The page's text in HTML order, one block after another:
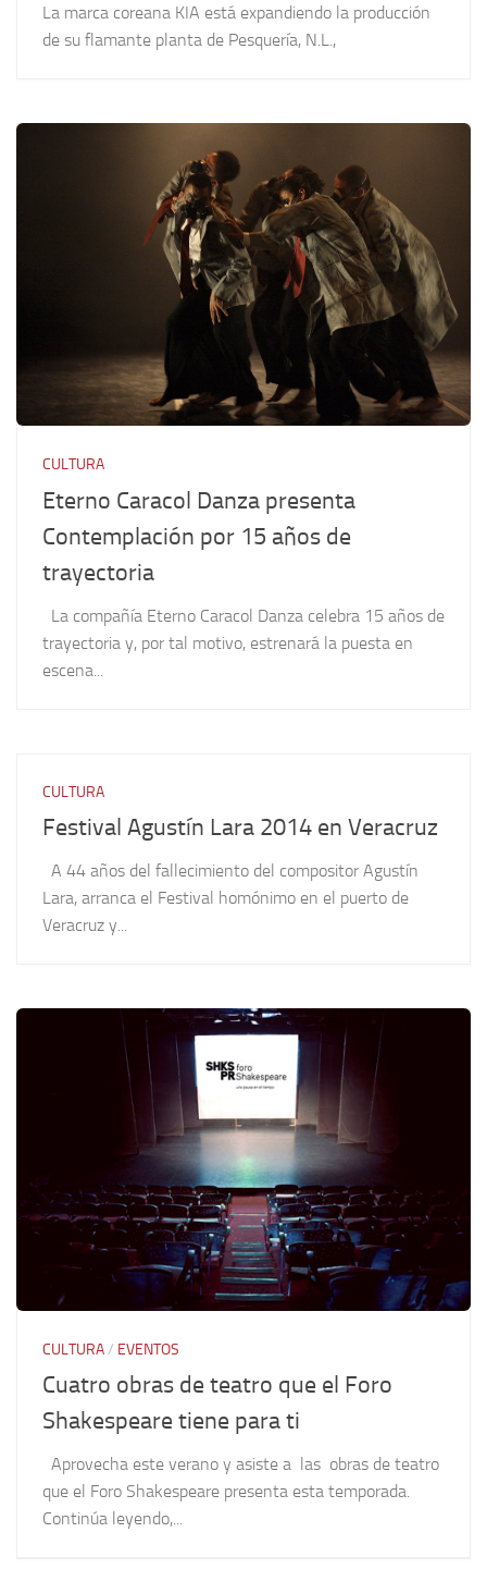
La marca coreana KIA está expandiendo la producción
de su flamante planta de Pesquería, N.L.,
CULTURA
Eterno Caracol Danza presenta
Contemplación por 15 años de
trayectoria
La compañía Eterno Caracol Danza celebra 15 años de
trayectoria y, por tal motivo, estrenará la puesta en
escena...
CULTURA
Festival Agustín Lara 2014 en Veracruz
A 44 años del fallecimiento del compositor Agustín
Lara, arranca el Festival homónimo en el puerto de
Veracruz y...
CULTURA/ EVENTOS
Cuatro obras de teatro que el Foro
Shakespeare tiene para ti
Aprovecha este verano y asiste a las obras de teatro
que el Foro Shakespeare presenta esta temporada.
Continúa leyendo,...